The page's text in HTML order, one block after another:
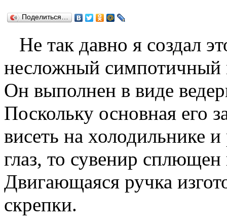
Поделиться…
Не так давно я создал
несложный симпотичный
Он выполнен в виде
Поскольку основная его
висеть на холодильнике и
глаз, то сувенир
Двигающаяся ручка
скрепки.